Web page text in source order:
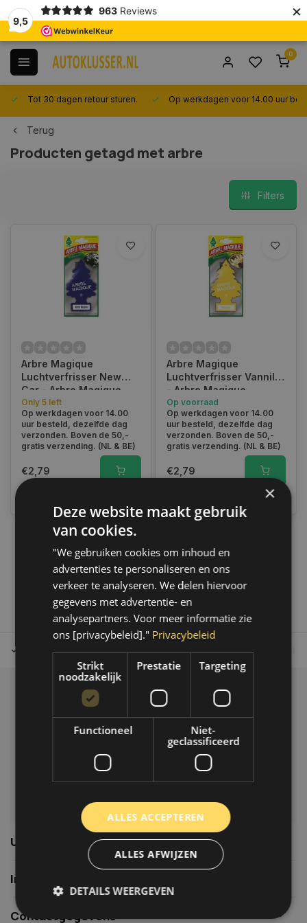
9,5
963 Reviews ×
0
Tot 30 dagen retour sturen. Op werkdagen voor 14.00 uur
Terug
Producten getagd met arbre
Filters
Arbre Magique
Luchtverfrisser New
Car - Arbre Magique
Only 5 left
Op werkdagen voor 14.00
uur besteld, dezelfde dag
verzonden. Boven de 50,-
gratis verzending. (NL & BE)
€2,79
Arbre Magique
Luchtverfrisser Vannile
- Arbre Magique
Op voorraad
Op werkdagen voor 14.00
uur besteld, dezelfde dag
verzonden. Boven de 50,-
gratis verzending. (NL & BE)
€2,79
1
Tot 30 dagen retour sturen. Op werkdagen voor 14.00 uur
Klantenservice
Veelgestelde vragen
06-39119169
info@autoklusser.nl
Usefull links
Informatie
Contactgegevens
×
Deze website maakt gebruik
van cookies.
"We gebruiken cookies om inhoud en
advertenties te personaliseren en ons
verkeer te analyseren. We delen hiervoor
gegevens met advertentie- en
analysepartners. Voor meer informatie zie
ons [privacybeleid]." Privacybeleid
Strikt
noodzakelijk
Prestatie Targeting
Functioneel
Niet-
geclassificeerd
ALLES ACCEPTEREN
ALLES AFWIJZEN
DETAILS WEERGEVEN